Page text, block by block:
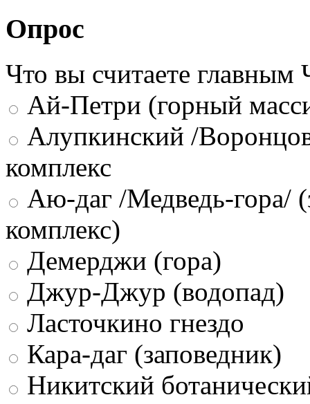
Опрос
Что вы считаете
Ай-Петри (горный
Алупкинский /
комплекс
Аю-даг /Медведь-гора/
комплекс)
Демерджи (гора)
Джур-Джур (водопад)
Ласточкино гнездо
Кара-даг (заповедник)
Никитский